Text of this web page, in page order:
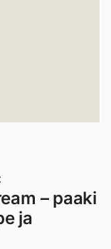
– paaki
ja